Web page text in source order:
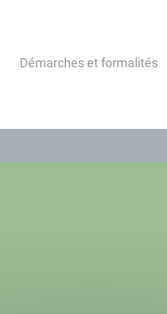
Démarches et formalités